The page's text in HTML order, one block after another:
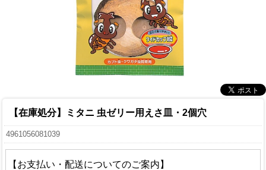
【在庫処分】ミタニ 虫ゼリー用えさ皿・2個穴
4961056081039
【お支払い・配送についてのご案内】